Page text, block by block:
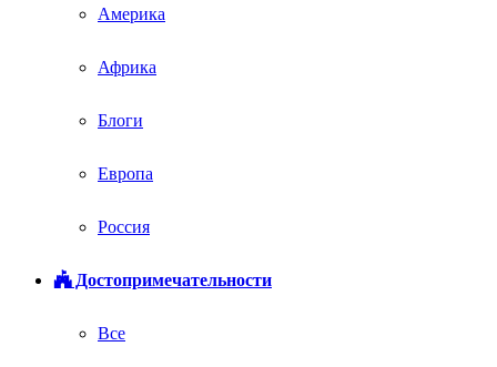
Америка
Африка
Блоги
Европа
Россия
Достопримечательности
Все